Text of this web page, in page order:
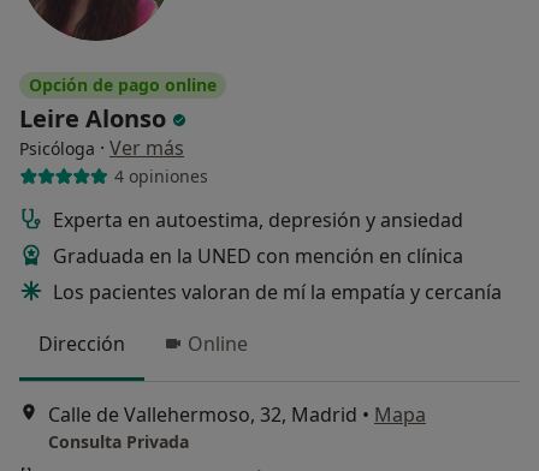
Opción de pago online
Leire Alonso
Psicóloga · Ver más
4 opiniones
Experta en autoestima, depresión y ansiedad
Graduada en la UNED con mención en clínica
Los pacientes valoran de mí la empatía y cercanía
Dirección
Online
Calle de Vallehermoso, 32, Madrid • Mapa
Consulta Privada